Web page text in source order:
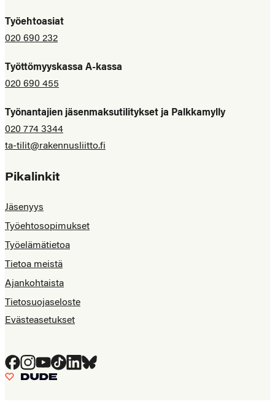
Työehtoasiat
020 690 232
Työttömyyskassa A-kassa
020 690 455
Työnantajien jäsenmaksutilitykset ja Palkkamylly
020 774 3344
ta-tilit@rakennusliitto.fi
Pikalinkit
Jäsenyys
Työehtosopimukset
Työelämätietoa
Tietoa meistä
Ajankohtaista
Tietosuojaseloste
Evästeasetukset
Facebook
Instagram
YouTube
TiktokLinkedIn
Bluesky